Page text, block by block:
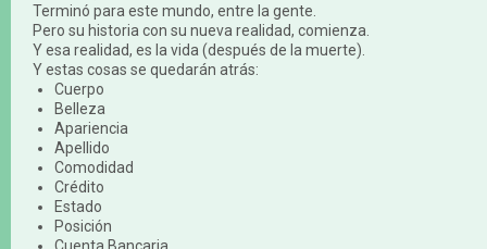
Terminó para este mundo, entre la gente.
Pero su historia con su nueva realidad, comienza.
Y esa realidad, es la vida (después de la muerte).
Y estas cosas se quedarán atrás:
Cuerpo
Belleza
Apariencia
Apellido
Comodidad
Crédito
Estado
Posición